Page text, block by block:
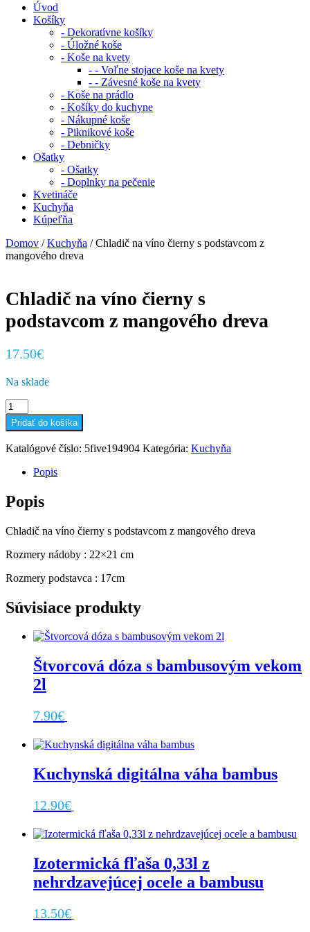
Úvod
Košíky
- Dekoratívne košíky
- Úložné koše
- Koše na kvety
- - Voľne stojace koše na kvety
- - Závesné koše na kvety
- Koše na prádlo
- Košíky do kuchyne
- Nákupné koše
- Piknikové koše
- Debničky
Ošatky
- Ošatky
- Doplnky na pečenie
Kvetináče
Kuchyňa
Kúpeľňa
Domov /Kuchyňa / Chladič na víno čierny s podstavcom z
mangového dreva
Chladič na víno čierny s
podstavcom z mangového dreva
17.50€
Na sklade
množstvo
Chladič
na
víno
čierny
podstavcom
mangového
Pridať do košíka
Katalógové číslo: 5five194904 Kategória: Kuchyňa
Popis
Popis
Chladič na víno čierny s podstavcom z mangového dreva
Rozmery nádoby : 22×21 cm
Rozmery podstavca : 17cm
Súvisiace produkty
Štvorcová dóza s bambusovým vekom
2l
7.90€
Kuchynská digitálna váha bambus
12.90€
Izotermická fľaša 0,33l z
nehrdzavejúcej ocele a bambusu
13.50€